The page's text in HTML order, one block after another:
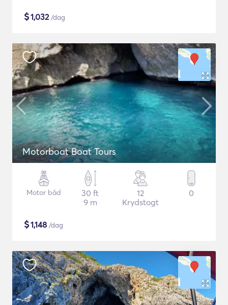
$1,032/dag
Motorboat Boat Tours
Motor båd
30 ft
9 m
12
Krydstogt
0
$1,148 /dag